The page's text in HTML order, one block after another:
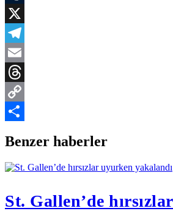
Tumblr
X
Telegram
Email
Threads
Copy
Benzer haberler
St. Gallen’de